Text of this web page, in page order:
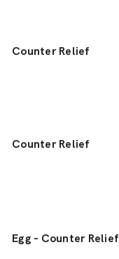
Counter Relief
Counter Relief
Egg - Counter Relief